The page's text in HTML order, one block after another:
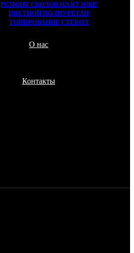
РЕМОНТ СКОЛОВ НА КУЗОВЕ
ЦВЕТНОЙ ПОЛИУРЕТАН
ТОНИРОВАНИЕ СТЁКОЛ
О нас
Контакты